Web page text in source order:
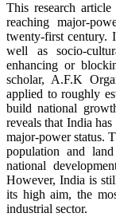
This research
reaching major-
twenty-first century.
well as socio-
enhancing or
scholar, A.F.K
applied to roughly
build national
reveals that India
major-power status.
population and
national
However, India is
its high aim, the
industrial sector.